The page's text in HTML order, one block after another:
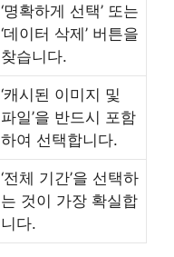
‘명확하게 선택’ 또는
‘데이터 삭제’ 버튼을
찾습니다.
‘캐시된 이미지 및
파일’을 반드시 포함
하여 선택합니다.
‘전체 기간’을 선택하
는 것이 가장 확실합
니다.